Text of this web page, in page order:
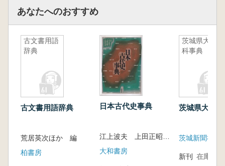
あなたへのおすすめ
古文書用語
辞典
古文書用語辞典
荒居英次ほか 編
柏書房
日本古代史事典
大和書房
茨城県大百
科事典
茨城県大百
茨城新聞社
新刊 在庫なし